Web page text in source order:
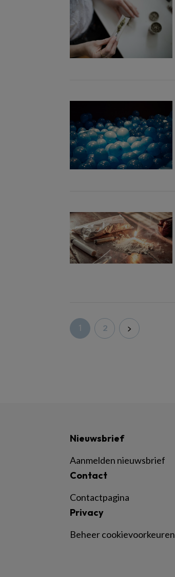
1 2
Nieuwsbrief
Aanmelden nieuwsbrief
Contact
Contactpagina
Privacy
Beheer cookievoorkeuren